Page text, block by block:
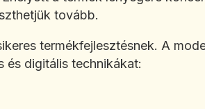
tovább.
termékfejlesztésnek. A
és digitális technikákat: